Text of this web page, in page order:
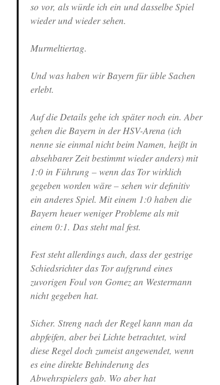
so vor, als würde ich ein und dasselbe Spiel
wieder und wieder sehen.
Murmeltiertag.
Und was haben wir Bayern für üble Sachen
erlebt.
Auf die Details gehe ich später noch ein. Aber
gehen die Bayern in der HSV-Arena (ich
nenne sie einmal nicht beim Namen, heißt in
absehbarer Zeit bestimmt wieder anders) mit
1:0 in Führung – wenn das Tor wirklich
gegeben worden wäre – sehen wir definitiv
ein anderes Spiel. Mit einem 1:0 haben die
Bayern heuer weniger Probleme als mit
einem 0:1. Das steht mal fest.
Fest steht allerdings auch, dass der gestrige
Schiedsrichter das Tor aufgrund eines
zuvorigen Foul von Gomez an Westermann
nicht gegeben hat.
Sicher. Streng nach der Regel kann man da
abpfeifen, aber bei Lichte betrachtet, wird
diese Regel doch zumeist angewendet, wenn
es eine direkte Behinderung des
Abwehrspielers gab. Wo aber hat